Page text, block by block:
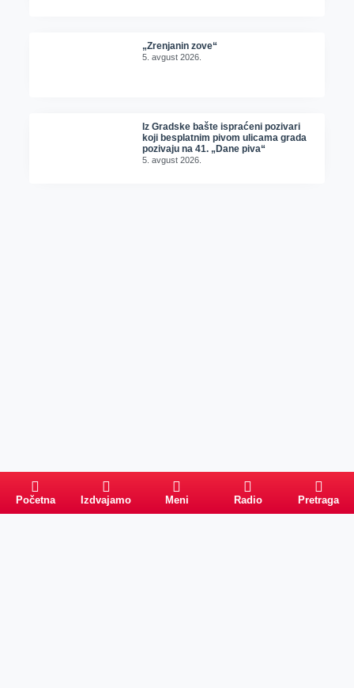
„Zrenjanin zove“
5. avgust 2026.
Iz Gradske bašte ispraćeni pozivari
koji besplatnim pivom ulicama grada
pozivaju na 41. „Dane piva“
5. avgust 2026.
Početna Izdvajamo Meni Radio Pretraga